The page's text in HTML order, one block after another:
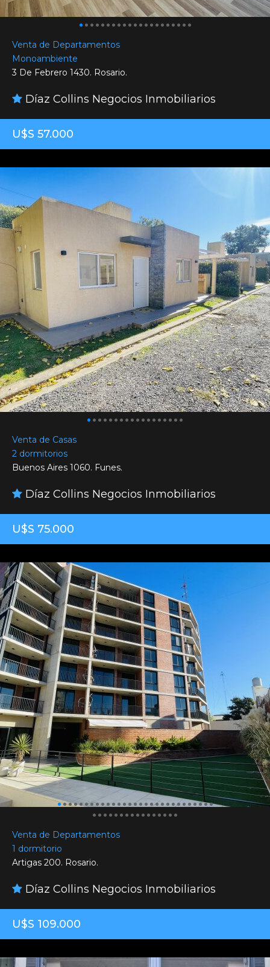
Venta de Departamentos
Monoambiente
3 De Febrero 1430. Rosario.
Díaz Collins Negocios Inmobiliarios
U$S 57.000
Venta de Casas
2 dormitorios
Buenos Aires 1060. Funes.
Díaz Collins Negocios Inmobiliarios
U$S 75.000
Venta de Departamentos
1 dormitorio
Artigas 200. Rosario.
Díaz Collins Negocios Inmobiliarios
U$S 109.000